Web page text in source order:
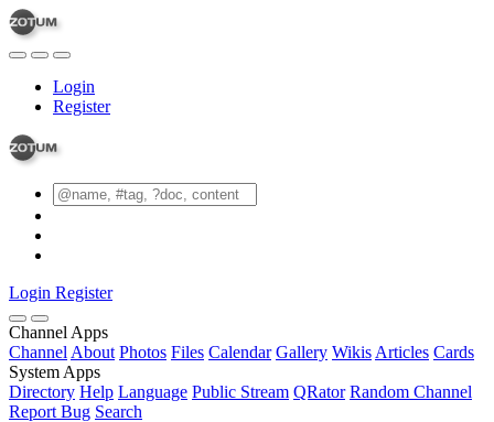
Login
Register
Login Register
Channel Apps
Channel About Photos Files Calendar Gallery Wikis Articles Cards
System Apps
Directory Help Language Public Stream QRator Random Channel
Report Bug Search